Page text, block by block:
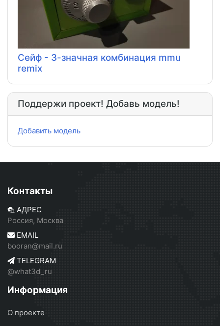
Сейф - 3-значная комбинация mmu
remix
Поддержи проект! Добавь модель!
Добавить модель
Контакты
АДРЕС
Россия, Москва
EMAIL
booran@mail.ru
TELEGRAM
@what3d_ru
Информация
О проекте